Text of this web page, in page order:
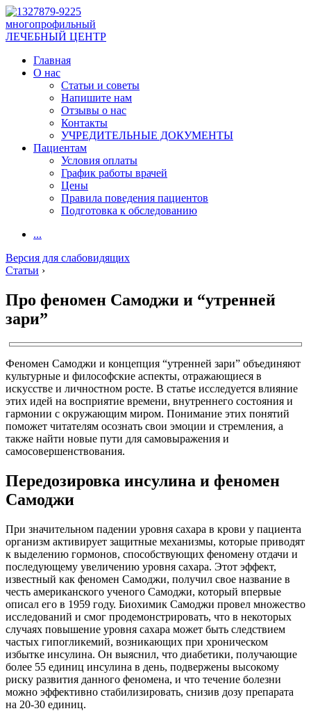
многопрофильный
ЛЕЧЕБНЫЙ ЦЕНТР
Главная
О нас
Статьи и советы
Напишите нам
Отзывы о нас
Контакты
УЧРЕДИТЕЛЬНЫЕ ДОКУМЕНТЫ
Пациентам
Условия оплаты
График работы врачей
Цены
Правила поведения пациентов
Подготовка к обследованию
...
Версия для слабовидящих
Статьи ›
Про феномен Самоджи и “утренней
зари”
Феномен Самоджи и концепция “утренней зари” объединяют
культурные и философские аспекты, отражающиеся в
искусстве и личностном росте. В статье исследуется влияние
этих идей на восприятие времени, внутреннего состояния и
гармонии с окружающим миром. Понимание этих понятий
поможет читателям осознать свои эмоции и стремления, а
также найти новые пути для самовыражения и
самосовершенствования.
Передозировка инсулина и феномен
Самоджи
При значительном падении уровня сахара в крови у пациента
организм активирует защитные механизмы, которые приводят
к выделению гормонов, способствующих феномену отдачи и
последующему увеличению уровня сахара. Этот эффект,
известный как феномен Самоджи, получил свое название в
честь американского ученого Самоджи, который впервые
описал его в 1959 году. Биохимик Самоджи провел множество
исследований и смог продемонстрировать, что в некоторых
случаях повышение уровня сахара может быть следствием
частых гипогликемий, возникающих при хроническом
избытке инсулина. Он выяснил, что диабетики, получающие
более 55 единиц инсулина в день, подвержены высокому
риску развития данного феномена, и что течение болезни
можно эффективно стабилизировать, снизив дозу препарата
на 20-30 единиц.